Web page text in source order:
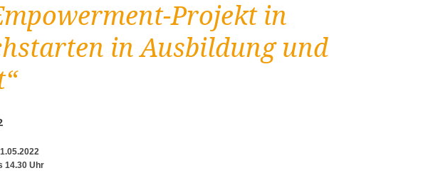
Sprachkurse
Kinder / Schule
Projekt in
in Ausbildung und
14.30 Uhr